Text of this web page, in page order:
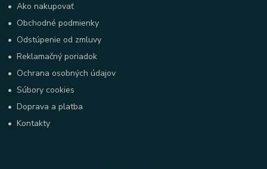
•Ako nakupovať
• Obchodné podmienky
• Odstúpenie od zmluvy
•Reklamačný poriadok
• Ochrana osobných údajov
•Súbory cookies
•Doprava a platba
•Kontakty